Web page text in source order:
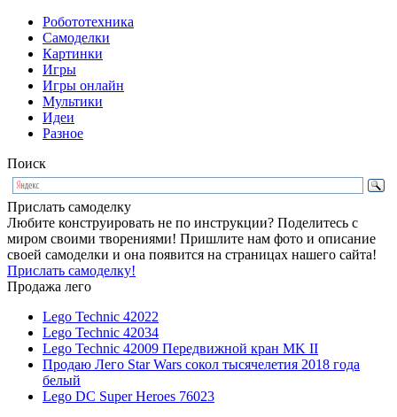
Робототехника
Самоделки
Картинки
Игры
Игры онлайн
Мультики
Идеи
Разное
Поиск
Прислать самоделку
Любите конструировать не по инструкции? Поделитесь с
миром своими творениями! Пришлите нам фото и описание
своей самоделки и она появится на страницах нашего сайта!
Прислать самоделку!
Продажа лего
Lego Technic 42022
Lego Technic 42034
Lego Technic 42009 Передвижной кран MK II
Продаю Лего Star Wars сокол тысячелетия 2018 года
белый
Lego DC Super Heroes 76023